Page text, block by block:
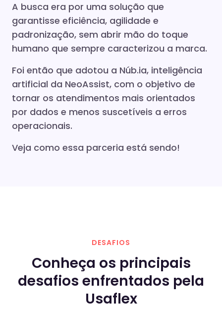
A busca era por uma solução que
garantisse eficiência, agilidade e
padronização, sem abrir mão do toque
humano que sempre caracterizou a marca.
Foi então que adotou a Núb.ia, inteligência
artificial da NeoAssist, com o objetivo de
tornar os atendimentos mais orientados
por dados e menos suscetíveis a erros
operacionais.
Veja como essa parceria está sendo!
DESAFIOS
Conheça os principais
desafios enfrentados pela
Usaflex